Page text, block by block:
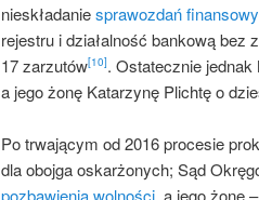
nieskładaniesprawozdań
rejestru i działalność bankową bez
17 zarzutów[10]. Ostatecznie
a jego żonę Katarzynę Plichtę o
Po trwającym od 2016 procesie
dla obojga oskarżonych; Sąd
pozbawienia wolności , a jego żonę